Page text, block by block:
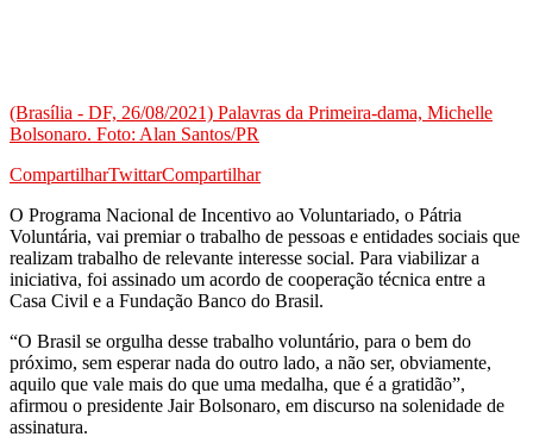
(Brasília - DF, 26/08/2021) Palavras da Primeira-dama, Michelle
Bolsonaro. Foto: Alan Santos/PR
CompartilharTwittarCompartilhar
O Programa Nacional de Incentivo ao Voluntariado, o Pátria
Voluntária, vai premiar o trabalho de pessoas e entidades sociais que
realizam trabalho de relevante interesse social. Para viabilizar a
iniciativa, foi assinado um acordo de cooperação técnica entre a
Casa Civil e a Fundação Banco do Brasil.
“O Brasil se orgulha desse trabalho voluntário, para o bem do
próximo, sem esperar nada do outro lado, a não ser, obviamente,
aquilo que vale mais do que uma medalha, que é a gratidão”,
afirmou o presidente Jair Bolsonaro, em discurso na solenidade de
assinatura.